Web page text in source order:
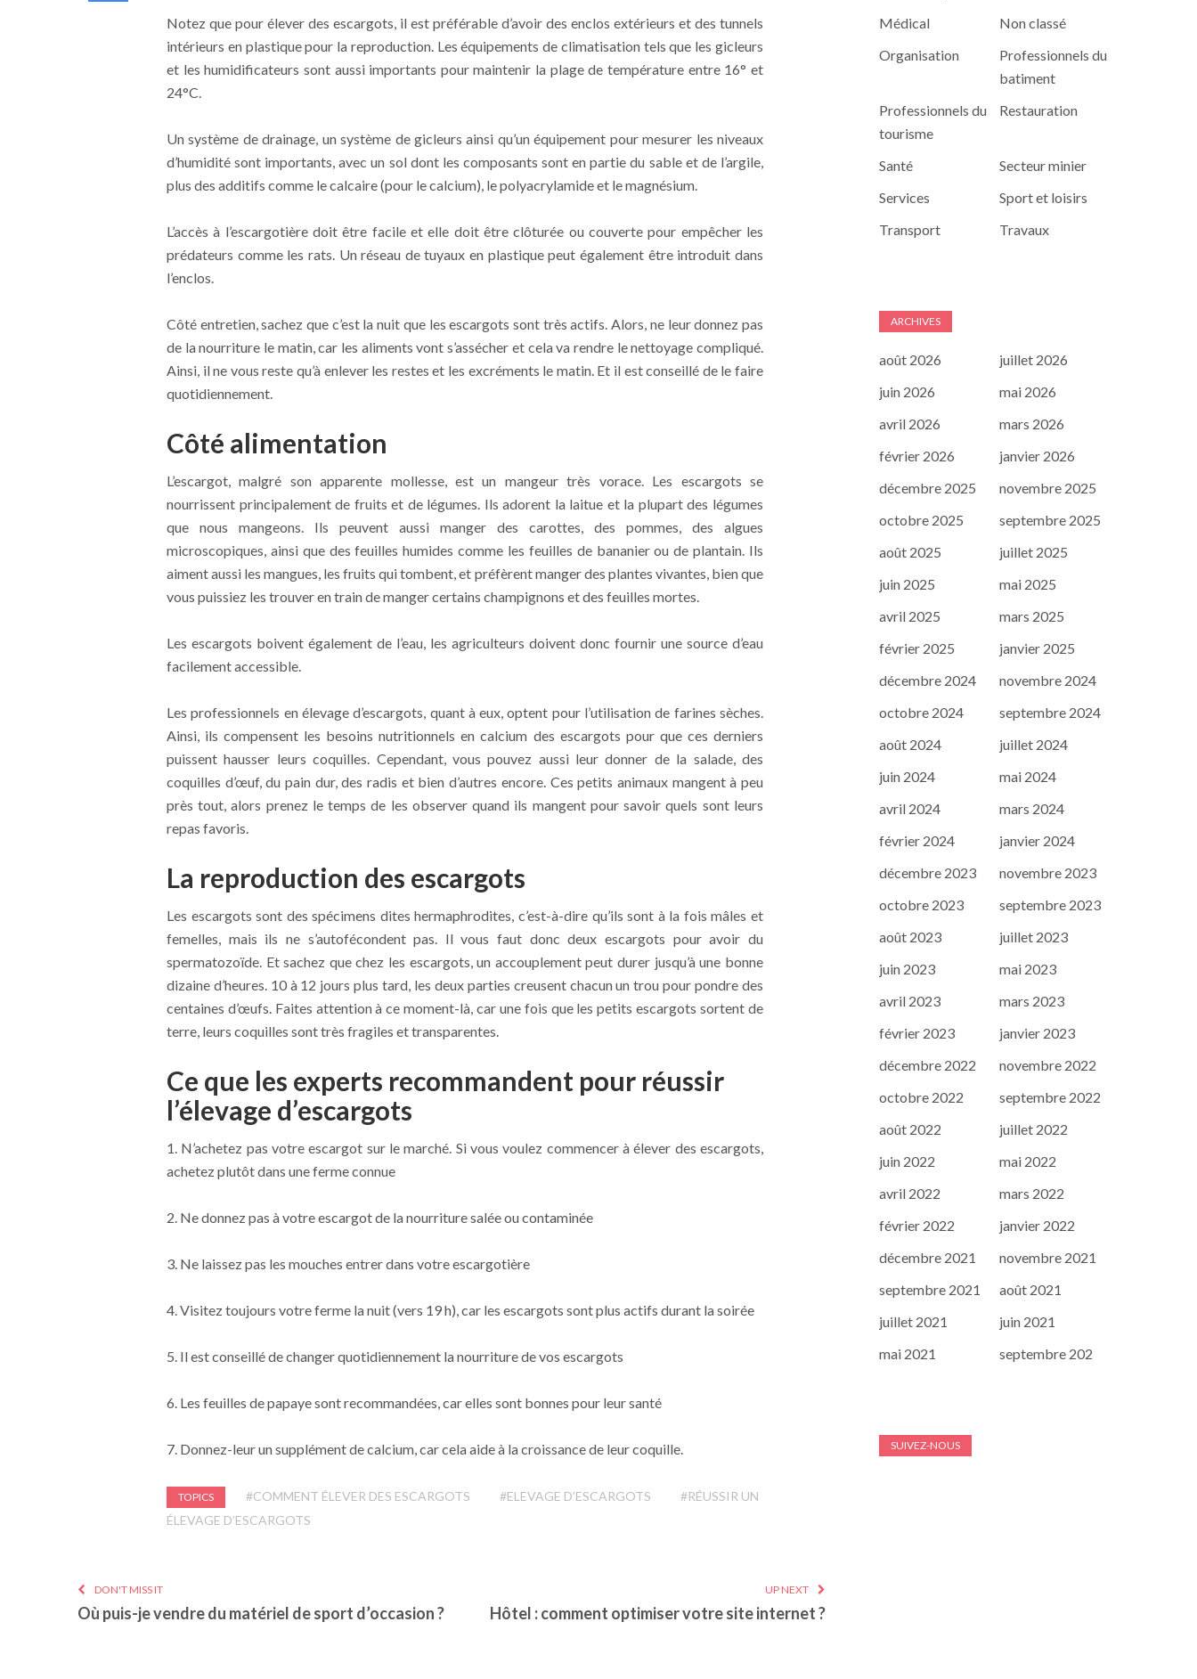
Notez que pour élever des escargots, il est préférable d’avoir des enclos extérieurs et des tunnels
intérieurs en plastique pour la reproduction. Les équipements de climatisation tels que les gicleurs
et les humidificateurs sont aussi importants pour maintenir la plage de température entre 16° et
24°C.
Un système de drainage, un système de gicleurs ainsi qu’un équipement pour mesurer les niveaux
d’humidité sont importants, avec un sol dont les composants sont en partie du sable et de l’argile,
plus des additifs comme le calcaire (pour le calcium), le polyacrylamide et le magnésium.
L’accès à l’escargotière doit être facile et elle doit être clôturée ou couverte pour empêcher les
prédateurs comme les rats. Un réseau de tuyaux en plastique peut également être introduit dans
l’enclos.
Côté entretien, sachez que c’est la nuit que les escargots sont très actifs. Alors, ne leur donnez pas
de la nourriture le matin, car les aliments vont s’assécher et cela va rendre le nettoyage compliqué.
Ainsi, il ne vous reste qu’à enlever les restes et les excréments le matin. Et il est conseillé de le faire
quotidiennement.
Côté alimentation
L’escargot, malgré son apparente mollesse, est un mangeur très vorace. Les escargots se
nourrissent principalement de fruits et de légumes. Ils adorent la laitue et la plupart des légumes
que nous mangeons. Ils peuvent aussi manger des carottes, des pommes, des algues
microscopiques, ainsi que des feuilles humides comme les feuilles de bananier ou de plantain. Ils
aiment aussi les mangues, les fruits qui tombent, et préfèrent manger des plantes vivantes, bien que
vous puissiez les trouver en train de manger certains champignons et des feuilles mortes.
Les escargots boivent également de l’eau, les agriculteurs doivent donc fournir une source d’eau
facilement accessible.
Les professionnels en élevage d’escargots, quant à eux, optent pour l’utilisation de farines sèches.
Ainsi, ils compensent les besoins nutritionnels en calcium des escargots pour que ces derniers
puissent hausser leurs coquilles. Cependant, vous pouvez aussi leur donner de la salade, des
coquilles d’œuf, du pain dur, des radis et bien d’autres encore. Ces petits animaux mangent à peu
près tout, alors prenez le temps de les observer quand ils mangent pour savoir quels sont leurs
repas favoris.
La reproduction des escargots
Les escargots sont des spécimens dites hermaphrodites, c’est-à-dire qu’ils sont à la fois mâles et
femelles, mais ils ne s’autofécondent pas. Il vous faut donc deux escargots pour avoir du
spermatozoïde. Et sachez que chez les escargots, un accouplement peut durer jusqu’à une bonne
dizaine d’heures. 10 à 12 jours plus tard, les deux parties creusent chacun un trou pour pondre des
centaines d’œufs. Faites attention à ce moment-là, car une fois que les petits escargots sortent de
terre, leurs coquilles sont très fragiles et transparentes.
Ce que les experts recommandent pour réussir
l’élevage d’escargots
1. N’achetez pas votre escargot sur le marché. Si vous voulez commencer à élever des escargots,
achetez plutôt dans une ferme connue
2. Ne donnez pas à votre escargot de la nourriture salée ou contaminée
3. Ne laissez pas les mouches entrer dans votre escargotière
4. Visitez toujours votre ferme la nuit (vers 19 h), car les escargots sont plus actifs durant la soirée
5. Il est conseillé de changer quotidiennement la nourriture de vos escargots
6. Les feuilles de papaye sont recommandées, car elles sont bonnes pour leur santé
7. Donnez-leur un supplément de calcium, car cela aide à la croissance de leur coquille.
TOPICS #COMMENT ÉLEVER DES ESCARGOTS #ELEVAGE D’ESCARGOTS
#RÉUSSIR UN
ÉLEVAGE D’ESCARGOTS
DON'T MISS IT
Où puis-je vendre du matériel de sport d’occasion ?
UP NEXT
Hôtel : comment optimiser votre site internet ?
Médical
Non classé
Organisation
Professionnels du
batiment
Professionnels du
tourisme
Restauration
Santé
Secteur minier
Services
Sport et loisirs
Transport
Travaux
ARCHIVES
août 2026
juillet 2026
juin 2026
mai 2026
avril 2026
mars 2026
février 2026
janvier 2026
décembre 2025
novembre 2025
octobre 2025
septembre 2025
août 2025
juillet 2025
juin 2025
mai 2025
avril 2025
mars 2025
février 2025
janvier 2025
décembre 2024
novembre 2024
octobre 2024
septembre 2024
août 2024
juillet 2024
juin 2024
mai 2024
avril 2024
mars 2024
février 2024
janvier 2024
décembre 2023
novembre 2023
octobre 2023
septembre 2023
août 2023
juillet 2023
juin 2023
mai 2023
avril 2023
mars 2023
février 2023
janvier 2023
décembre 2022
novembre 2022
octobre 2022
septembre 2022
août 2022
juillet 2022
juin 2022
mai 2022
avril 2022
mars 2022
février 2022
janvier 2022
décembre 2021
novembre 2021
septembre 2021
août 2021
juillet 2021
juin 2021
mai 2021
septembre 202
SUIVEZ-NOUS